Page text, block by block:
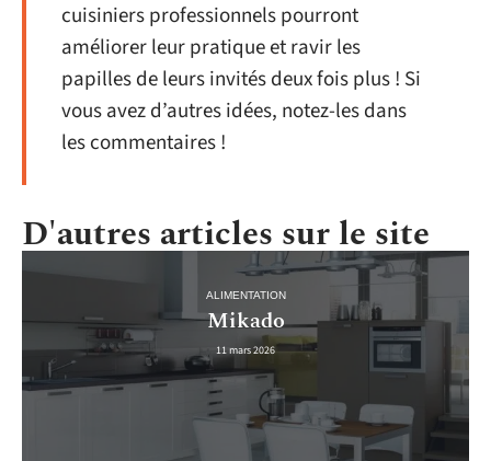
cuisiniers professionnels pourront
améliorer leur pratique et ravir les
papilles de leurs invités deux fois plus ! Si
vous avez d’autres idées, notez-les dans
les commentaires !
D'autres articles sur le site
ALIMENTATION
Mikado
11 mars 2026